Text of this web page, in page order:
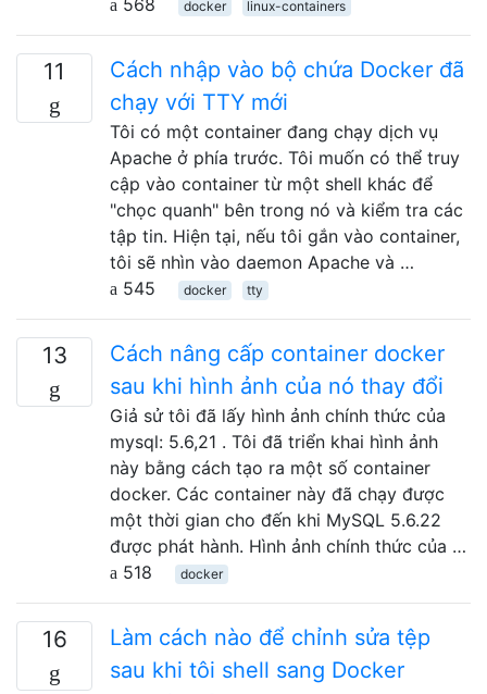
docker linux-containers
11
Cách nhập vào bộ chứa Docker đã
chạy với TTY mới
Tôi có một container đang chạy dịch vụ
Apache ở phía trước. Tôi muốn có thể truy
cập vào container từ một shell khác để
"chọc quanh" bên trong nó và kiểm tra các
tập tin. Hiện tại, nếu tôi gắn vào container,
tôi sẽ nhìn vào daemon Apache và …
545
docker tty
13
Cách nâng cấp container docker
sau khi hình ảnh của nó thay đổi
Giả sử tôi đã lấy hình ảnh chính thức của
mysql: 5.6,21 . Tôi đã triển khai hình ảnh
này bằng cách tạo ra một số container
docker. Các container này đã chạy được
một thời gian cho đến khi MySQL 5.6.22
được phát hành. Hình ảnh chính thức của …
518
docker
16
Làm cách nào để chỉnh sửa tệp
sau khi tôi shell sang Docker